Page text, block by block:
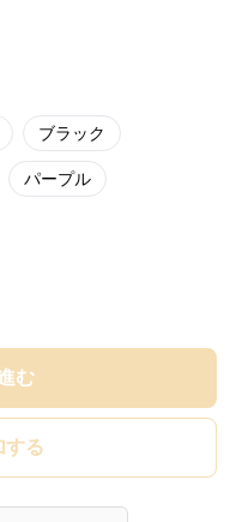
ブラック
パープル
む
する